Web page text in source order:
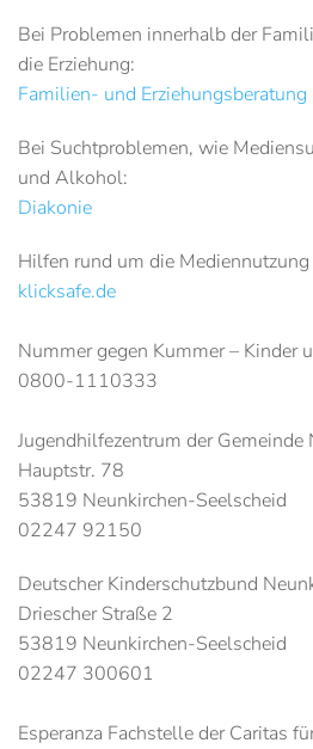
Bei Problemen innerhalb der
die Erziehung:
Familien- und Erziehungsberatung
Bei Suchtproblemen, wie
und Alkohol:
Diakonie
Hilfen rund um die Mediennutzung
klicksafe.de
Nummer gegen Kummer – Kinder
0800-1110333
Jugendhilfezentrum der
Hauptstr. 78
53819 Neunkirchen-Seelscheid
02247 92150
Deutscher Kinderschutzbund
Driescher Straße 2
53819 Neunkirchen-Seelscheid
02247 300601
Esperanza Fachstelle der Caritas